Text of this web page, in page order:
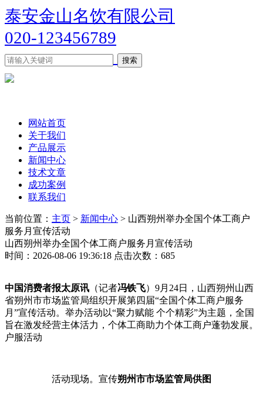
泰安金山名饮有限公司
020-123456789
网站首页
关于我们
产品展示
新闻中心
技术文章
成功案例
联系我们
当前位置： 主页 > 新闻中心 > 山西朔州举办全国个体工商户
服务月宣传活动
山西朔州举办全国个体工商户服务月宣传活动
时间：2026-08-06 19:36:18 点击次数：685
中国消费者报太原讯 （记者冯铁飞）9月24日，山西朔州山西
省朔州市市场监管局组织开展第四届“全国个体工商户服务
月”宣传活动。举办活动以“聚力赋能 个个精彩”为主题，全国
旨在激发经营主体活力，个体工商助力个体工商户蓬勃发展。
户服活动
活动现场。宣传朔州市市场监管局供图